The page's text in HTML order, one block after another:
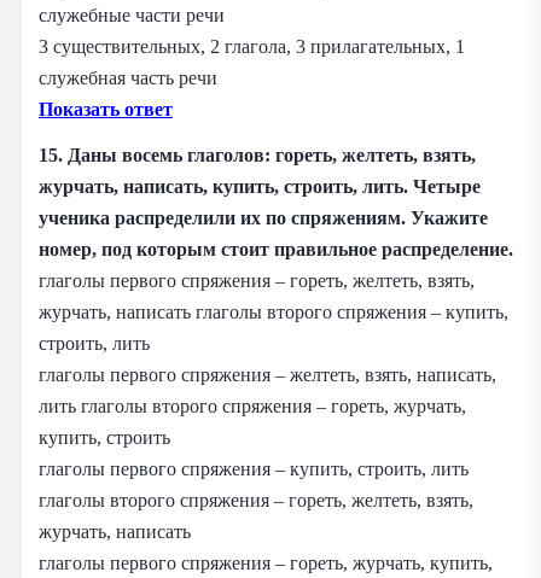
служебные части речи
3 существительных, 2 глагола, 3 прилагательных, 1
служебная часть речи
Показать ответ
15. Даны восемь глаголов: гореть, желтеть, взять,
журчать, написать, купить, строить, лить. Четыре
ученика распределили их по спряжениям. Укажите
номер, под которым стоит правильное распределение.
глаголы первого спряжения – гореть, желтеть, взять,
журчать, написать глаголы второго спряжения – купить,
строить, лить
глаголы первого спряжения – желтеть, взять, написать,
лить глаголы второго спряжения – гореть, журчать,
купить, строить
глаголы первого спряжения – купить, строить, лить
глаголы второго спряжения – гореть, желтеть, взять,
журчать, написать
глаголы первого спряжения – гореть, журчать, купить,